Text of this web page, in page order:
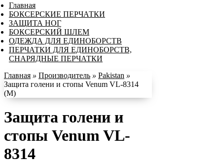
Главная
БОКСЕРСКИЕ ПЕРЧАТКИ
ЗАЩИТА НОГ
БОКСЕРСКИЙ ШЛЕМ
ОДЕЖДА ДЛЯ ЕДИНОБОРСТВ
ПЕРЧАТКИ ДЛЯ ЕДИНОБОРСТВ,
СНАРЯДНЫЕ ПЕРЧАТКИ
Главная » Производитель » Pakistan »
Защита голени и стопы Venum VL-8314
(M)
Защита голени и
стопы Venum VL-
8314